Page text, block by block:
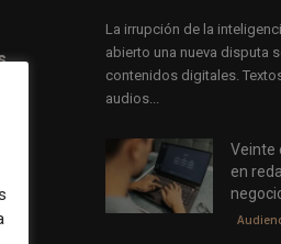
La irrupción de la
abierto una nueva disputa
contenidos digitales.
audios...
Veinte
en